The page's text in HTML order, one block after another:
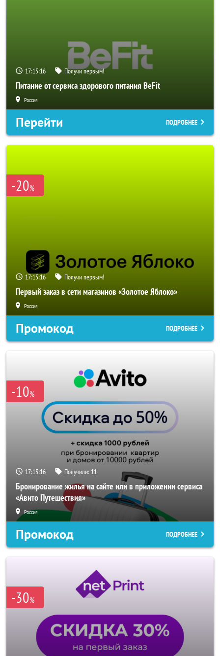
17:15:14 Получи первым!
Питание от сервиса здорового питания BeFit
Россия
Перейти ПОДРОБНЕЕ
-20%
17:15:14 Получи первым!
Первый заказ в сети магазинов «Золотое Яблоко»
Россия
Промокод ПОДРОБНЕЕ
-10%
17:15:14 Получили: 11
Бронирование жилья на сайте или в приложении сервиса
«Авито Путешествия»
Россия
Промокод ПОДРОБНЕЕ
-30%